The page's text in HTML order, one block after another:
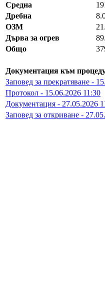
Средна
Дребна
ОЗМ
Дърва за огрев
Общо
Документация към
Заповед за прекратяване -
Протокол - 15.06.2026 11:30
Документация - 27.05.2026
Заповед за откриване -